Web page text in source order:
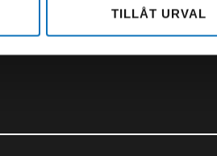
TILLÅT URVAL